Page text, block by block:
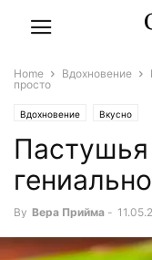
Home Вдохновение
просто
Вдохновение Вкусно
By Вера Прийма -